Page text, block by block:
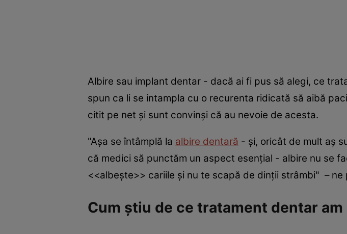
Albire sau implant dentar - dacă ai fi pus să alegi, ce
spun ca li se intampla cu o recurenta ridicată să aibă
citit pe net şi sunt convinşi că au nevoie de acesta.
"Aşa se întâmplă la albire dentară - şi, oricât de mult aş
că medici să punctăm un aspect esenţial - albire nu se
<<albeşte>> cariile şi nu te scapă de dinţii strâmbi" –
Cum ştiu de ce tratament dentar am